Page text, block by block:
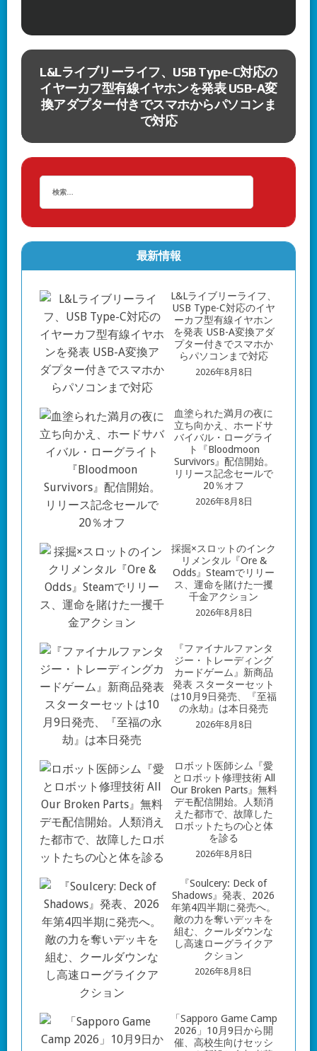
血塗られた満月の夜に立ち向かえ、ホード
サバイバル・ローグライト『Bloodmoon
Survivors』配信開始。リリース記念セール
で20％オフ
最新情報
L&Lライブリーライフ、
USB Type-C対応のイヤ
ーカフ型有線イヤホン
を発表 USB-A変換アダ
プター付きでスマホか
らパソコンまで対応
2026年8月8日
血塗られた満月の夜に
立ち向かえ、ホードサ
バイバル・ローグライ
ト『Bloodmoon
Survivors』配信開始。
リリース記念セールで
20％オフ
2026年8月8日
採掘×スロットのインク
リメンタル『Ore &
Odds』Steamでリリー
ス、運命を賭けた一攫
千金アクション
2026年8月8日
『ファイナルファンタ
ジー・トレーディング
カードゲーム』新商品
発表 スターターセット
は10月9日発売、『至福
の永劫』は本日発売
2026年8月8日
ロボット医師シム『愛
とロボット修理技術 All
Our Broken Parts』無料
デモ配信開始。人類消
えた都市で、故障した
ロボットたちの心と体
を診る
2026年8月8日
『Soulcery: Deck of
Shadows』発表、2026
年第4四半期に発売へ。
敵の力を奪いデッキを
組む、クールダウンな
し高速ローグライクア
クション
2026年8月8日
「Sapporo Game Camp
2026」10月9日から開
催、高校生向けセッシ